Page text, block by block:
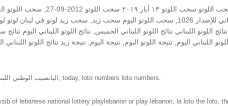
رقم السحب: 1026, زيد, زيد 1026, سحب 1026,
Loto in lebanon same as loto of lebanon, اليانصيب الوطني اللبناني, today, loto numbers loto numbers.
of lebanese national lottery playlebanon or play lebanon, la loto the loto,